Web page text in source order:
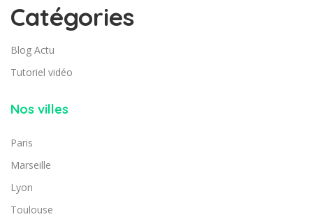
Catégories
Blog Actu
Tutoriel vidéo
Nos villes
Paris
Marseille
Lyon
Toulouse